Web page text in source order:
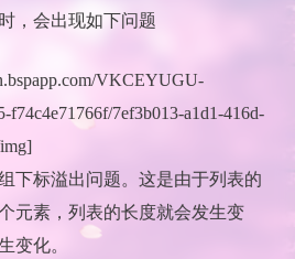
，会出现如下问题
VKCEYUGU-
f74c4e71766f/7ef3b013-a1d1-416d-
下标溢出问题。这是由于列表的
元素，列表的长度就会发生变
变化。